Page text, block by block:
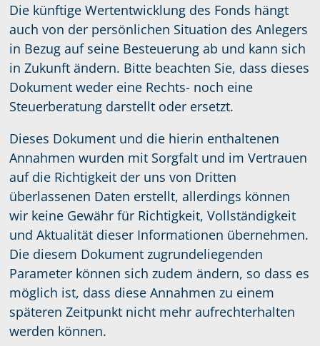
Die künftige Wertentwicklung des Fonds hängt
auch von der persönlichen Situation des Anlegers
in Bezug auf seine Besteuerung ab und kann sich
in Zukunft ändern. Bitte beachten Sie, dass dieses
Dokument weder eine Rechts- noch eine
Steuerberatung darstellt oder ersetzt.
Dieses Dokument und die hierin enthaltenen
Annahmen wurden mit Sorgfalt und im Vertrauen
auf die Richtigkeit der uns von Dritten
überlassenen Daten erstellt, allerdings können
wir keine Gewähr für Richtigkeit, Vollständigkeit
und Aktualität dieser Informationen übernehmen.
Die diesem Dokument zugrundeliegenden
Parameter können sich zudem ändern, so dass es
möglich ist, dass diese Annahmen zu einem
späteren Zeitpunkt nicht mehr aufrechterhalten
werden können.